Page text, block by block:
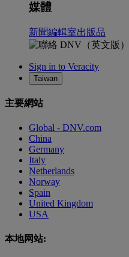
媒體
新聞編輯室出版品
Sign in to Veracity
Taiwan
主要網站
Global - DNV.com
China
Germany
Italy
Netherlands
Norway
Spain
United Kingdom
USA
本地网站: